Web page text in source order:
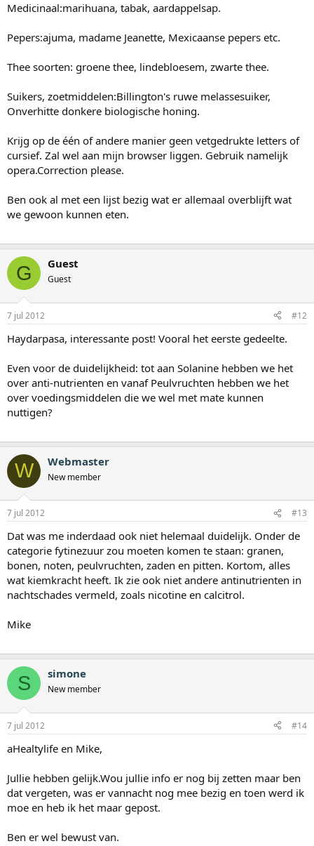
Medicinaal:marihuana, tabak, aardappelsap.
Pepers:ajuma, madame Jeanette, Mexicaanse pepers etc.
Thee soorten: groene thee, lindebloesem, zwarte thee.
Suikers, zoetmiddelen:Billington's ruwe melassesuiker,
Onverhitte donkere biologische honing.
Krijg op de één of andere manier geen vetgedrukte letters of
cursief. Zal wel aan mijn browser liggen. Gebruik namelijk
opera.Correction please.
Ben ook al met een lijst bezig wat er allemaal overblijft wat
we gewoon kunnen eten.
G Guest
Guest
7 jul 2012 #12
Haydarpasa, interessante post! Vooral het eerste gedeelte.
Even voor de duidelijkheid: tot aan Solanine hebben we het
over anti-nutrienten en vanaf Peulvruchten hebben we het
over voedingsmiddelen die we wel met mate kunnen
nuttigen?
W Webmaster
New member
7 jul 2012 #13
Dat was me inderdaad ook niet helemaal duidelijk. Onder de
categorie fytinezuur zou moeten komen te staan: granen,
bonen, noten, peulvruchten, zaden en pitten. Kortom, alles
wat kiemkracht heeft. Ik zie ook niet andere antinutrienten in
nachtschades vermeld, zoals nicotine en calcitrol.
Mike
S simone
New member
7 jul 2012 #14
aHealtylife en Mike,
Jullie hebben gelijk.Wou jullie info er nog bij zetten maar ben
dat vergeten, was er vannacht nog mee bezig en toen werd ik
moe en heb ik het maar gepost.
Ben er wel bewust van.